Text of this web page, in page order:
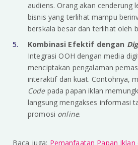
audiens. Orang akan cenderung
bisnis yang terlihat mampu
berskala besar dan terlihat oleh
Kombinasi Efektif dengan
Integrasi OOH dengan media
menciptakan pengalaman
interaktif dan kuat. Contohnya,
Codepada papan iklan
langsung mengakses informasi
promosi online.
Baca juga: Pemanfaatan Papan Iklan